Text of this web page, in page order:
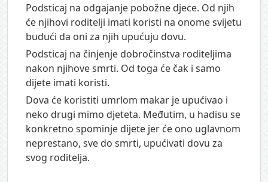
Podsticaj na odgajanje pobožne djece. Od njih
će njihovi roditelji imati koristi na onome svijetu
budući da oni za njih upućuju dovu.
Podsticaj na činjenje dobročinstva roditeljima
nakon njihove smrti. Od toga će čak i samo
dijete imati koristi.
Dova će koristiti umrlom makar je upućivao i
neko drugi mimo djeteta. Međutim, u hadisu se
konkretno spominje dijete jer će ono uglavnom
neprestano, sve do smrti, upućivati dovu za
svog roditelja.